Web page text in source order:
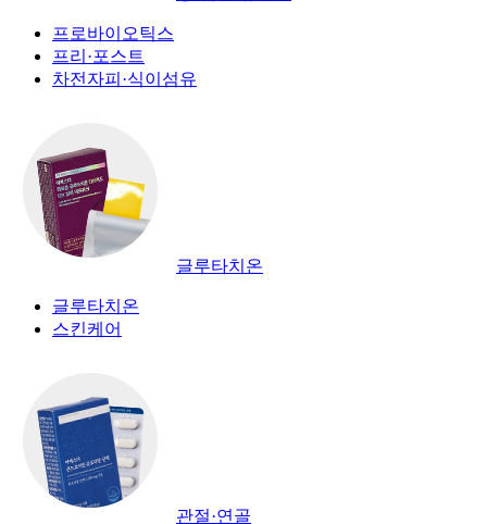
프로바이오틱스
프리·포스트
차전자피·식이섬유
글루타치온
글루타치온
스킨케어
관절·연골